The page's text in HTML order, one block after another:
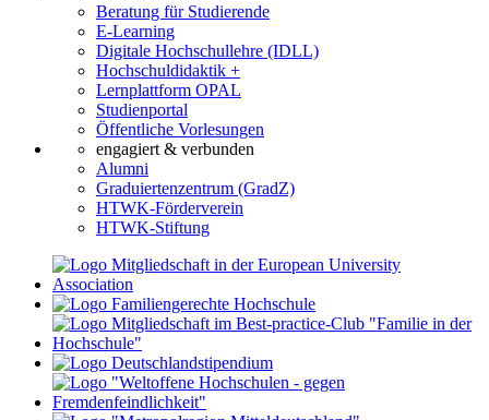
Beratung für Studierende
E-Learning
Digitale Hochschullehre (IDLL)
Hochschuldidaktik +
Lernplattform OPAL
Studienportal
Öffentliche Vorlesungen
engagiert & verbunden
Alumni
Graduiertenzentrum (GradZ)
HTWK-Förderverein
HTWK-Stiftung